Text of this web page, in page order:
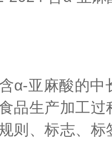
α-亚麻酸的中
品生产加工
则、标志、